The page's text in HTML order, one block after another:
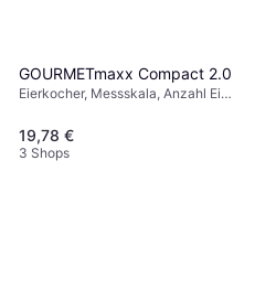
GOURMETmaxx Compact 2.0
Eierkocher, Messskala, Anzahl Eier
19,78 €
3 Shops